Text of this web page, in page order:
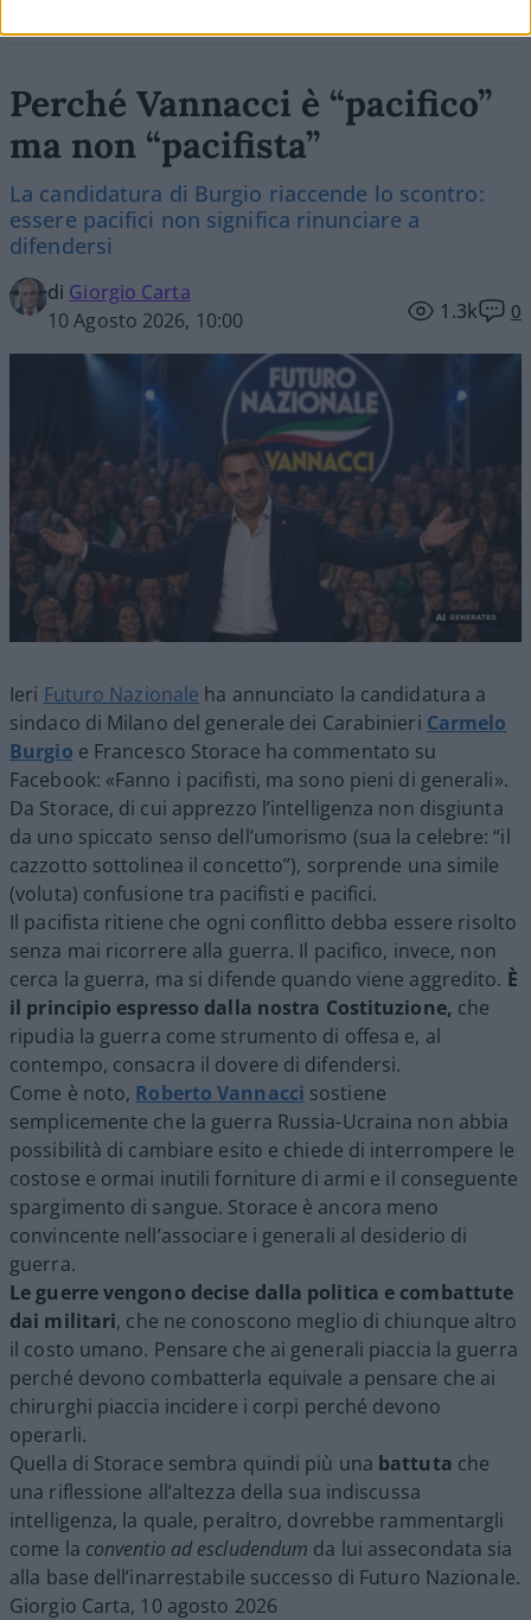
Perché Vannacci è “pacifico”
ma non “pacifista”
La candidatura di Burgio riaccende lo scontro:
essere pacifici non significa rinunciare a
difendersi
di Giorgio Carta
10 Agosto 2026, 10:00
1.3k 0
Ieri Futuro Nazionale ha annunciato la candidatura a
sindaco di Milano del generale dei Carabinieri Carmelo
Burgio e Francesco Storace ha commentato su
Facebook: «Fanno i pacifisti, ma sono pieni di generali».
Da Storace, di cui apprezzo l’intelligenza non disgiunta
da uno spiccato senso dell’umorismo (sua la celebre: “il
cazzotto sottolinea il concetto”), sorprende una simile
(voluta) confusione tra pacifisti e pacifici.
Il pacifista ritiene che ogni conflitto debba essere risolto
senza mai ricorrere alla guerra. Il pacifico, invece, non
cerca la guerra, ma si difende quando viene aggredito. È
il principio espresso dalla nostra Costituzione, che
ripudia la guerra come strumento di offesa e, al
contempo, consacra il dovere di difendersi.
Come è noto, Roberto Vannacci sostiene
semplicemente che la guerra Russia-Ucraina non abbia
possibilità di cambiare esito e chiede di interrompere le
costose e ormai inutili forniture di armi e il conseguente
spargimento di sangue. Storace è ancora meno
convincente nell’associare i generali al desiderio di
guerra.
Le guerre vengono decise dalla politica e combattute
dai militari, che ne conoscono meglio di chiunque altro
il costo umano. Pensare che ai generali piaccia la guerra
perché devono combatterla equivale a pensare che ai
chirurghi piaccia incidere i corpi perché devono
operarli.
Quella di Storace sembra quindi più una battuta che
una riflessione all’altezza della sua indiscussa
intelligenza, la quale, peraltro, dovrebbe rammentargli
come la conventio ad escludendum da lui assecondata sia
alla base dell’inarrestabile successo di Futuro Nazionale.
Giorgio Carta, 10 agosto 2026